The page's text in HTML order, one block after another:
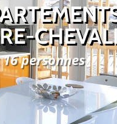
personnes